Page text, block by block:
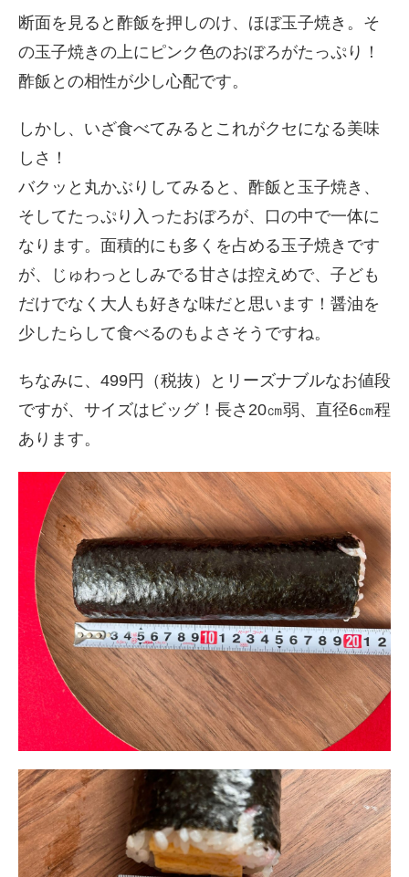
断面を見ると酢飯を押しのけ、ほぼ玉子焼き。そ
の玉子焼きの上にピンク色のおぼろがたっぷり！
酢飯との相性が少し心配です。
しかし、いざ食べてみるとこれがクセになる美味
しさ！
バクッと丸かぶりしてみると、酢飯と玉子焼き、
そしてたっぷり入ったおぼろが、口の中で一体に
なります。面積的にも多くを占める玉子焼きです
が、じゅわっとしみでる甘さは控えめで、子ども
だけでなく大人も好きな味だと思います！醤油を
少したらして食べるのもよさそうですね。
ちなみに、499円（税抜）とリーズナブルなお値段
ですが、サイズはビッグ！長さ20㎝弱、直径6㎝程
あります。